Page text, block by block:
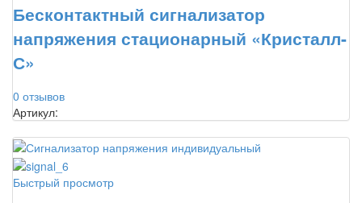
Бесконтактный сигнализатор
напряжения стационарный «Кристалл-
С»
0 отзывов
Артикул:
Быстрый просмотр